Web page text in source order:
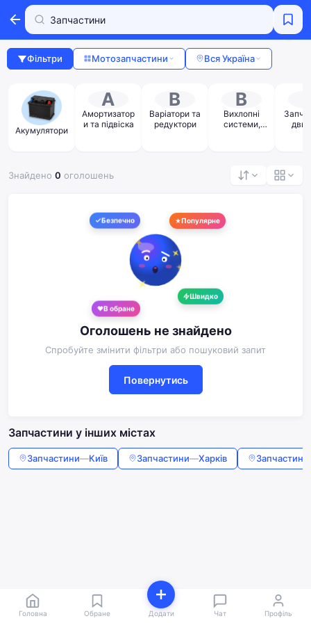
Фільтри Мотозапчастини Вся Україна
Акумулятори
А
Амортизатор
и та підвіска
В
Варіатори та
редуктори
В
Вихлопні
системи,
Знайдено 0 оголошень
Безпечно Популярне
Швидко
В обране
Оголошень не знайдено
Спробуйте змінити фільтри або пошуковий запит
Повернутись
Запчастини у інших містах
Запчастини—Київ Запчастини—Харків Запчастини
Головна Обране Додати Чат Профіль